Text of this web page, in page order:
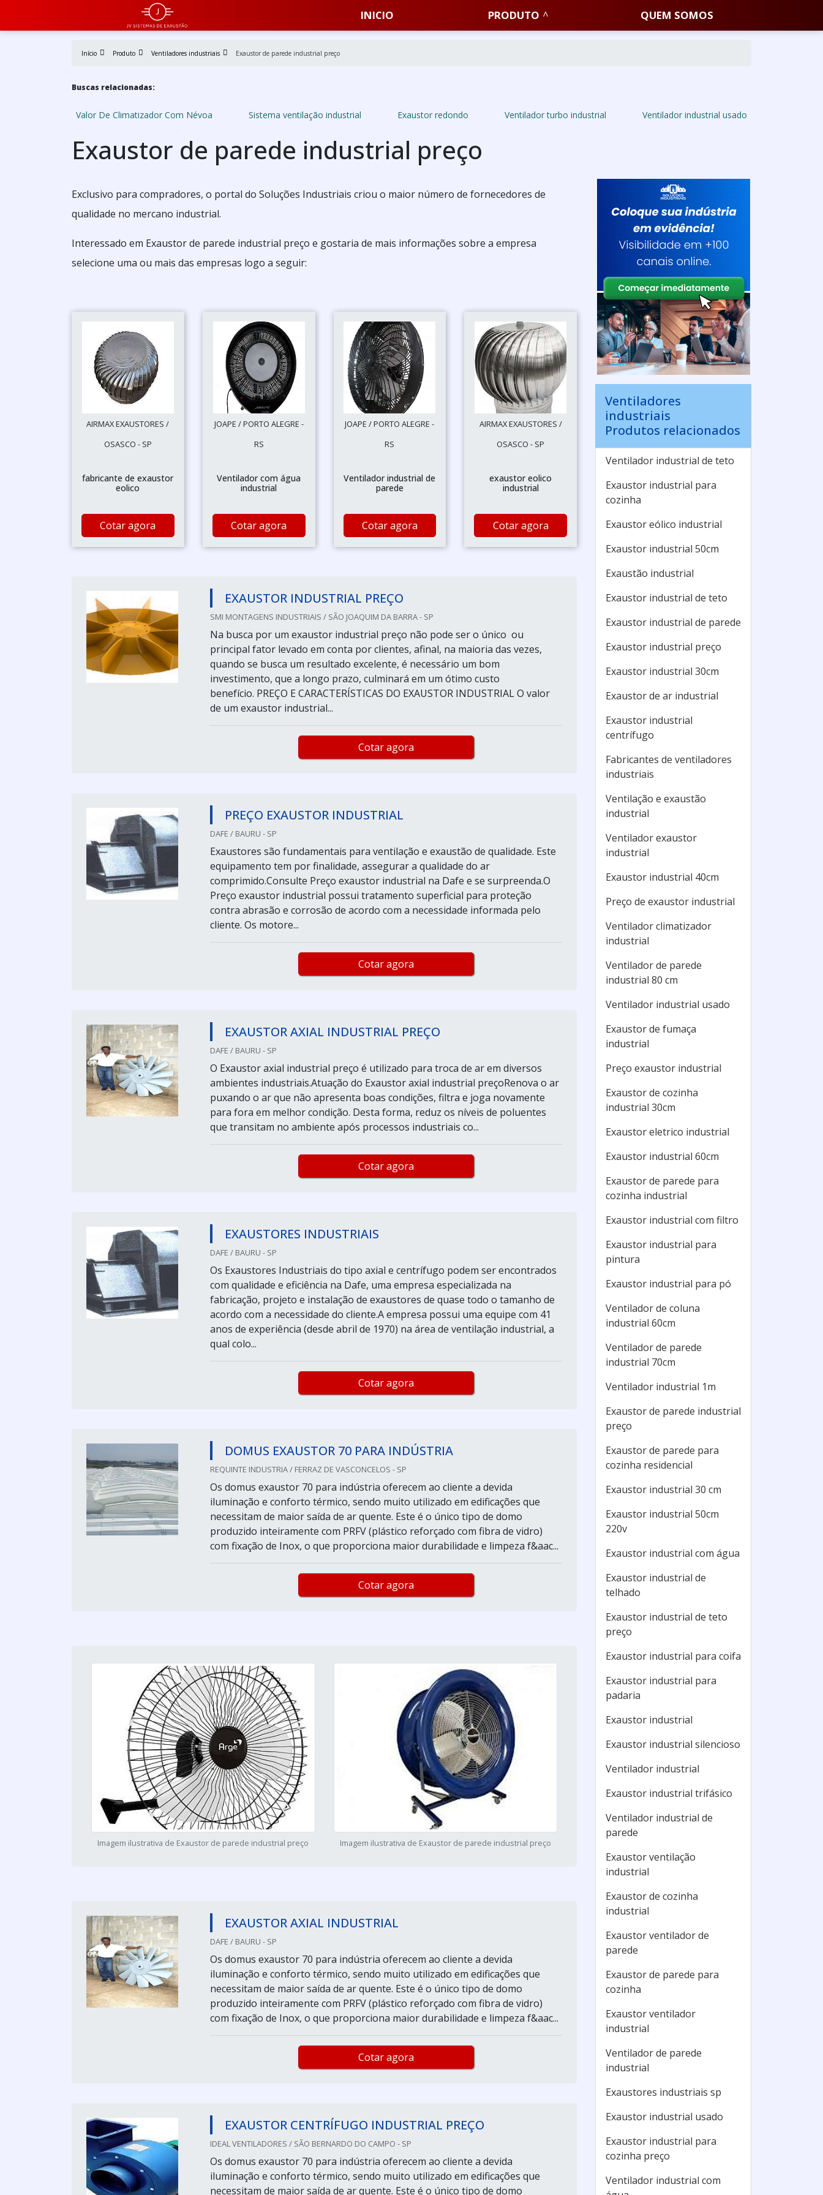
INICIO PRODUTO QUEM SOMOS
Início Produto Ventiladores industriais Exaustor de parede industrial preço
Buscas relacionadas:
Valor De Climatizador Com Névoa Sistema ventilação industrial Exaustor redondo Ventilador turbo industrial Ventilador industrial usado
Exaustor de parede industrial preço
Exclusivo para compradores, o portal do Soluções Industriais criou o maior número de fornecedores de
qualidade no mercano industrial.
Interessado em Exaustor de parede industrial preço e gostaria de mais informações sobre a empresa
selecione uma ou mais das empresas logo a seguir:
AIRMAX EXAUSTORES /
OSASCO - SP
fabricante de exaustor
eolico
Cotar agora
JOAPE / PORTO ALEGRE -
RS
Ventilador com água
industrial
Cotar agora
JOAPE / PORTO ALEGRE -
RS
Ventilador industrial de
parede
Cotar agora
AIRMAX EXAUSTORES /
OSASCO - SP
exaustor eolico
industrial
Cotar agora
EXAUSTOR INDUSTRIAL PREÇO
SMI MONTAGENS INDUSTRIAIS / SÃO JOAQUIM DA BARRA - SP
Na busca por um exaustor industrial preço não pode ser o único ou
principal fator levado em conta por clientes, afinal, na maioria das vezes,
quando se busca um resultado excelente, é necessário um bom
investimento, que a longo prazo, culminará em um ótimo custo
benefício. PREÇO E CARACTERÍSTICAS DO EXAUSTOR INDUSTRIAL O valor
de um exaustor industrial...
Cotar agora
PREÇO EXAUSTOR INDUSTRIAL
DAFE / BAURU - SP
Exaustores são fundamentais para ventilação e exaustão de qualidade. Este
equipamento tem por finalidade, assegurar a qualidade do ar
comprimido.Consulte Preço exaustor industrial na Dafe e se surpreenda.O
Preço exaustor industrial possui tratamento superficial para proteção
contra abrasão e corrosão de acordo com a necessidade informada pelo
cliente. Os motore...
Cotar agora
EXAUSTOR AXIAL INDUSTRIAL PREÇO
DAFE / BAURU - SP
O Exaustor axial industrial preço é utilizado para troca de ar em diversos
ambientes industriais.Atuação do Exaustor axial industrial preçoRenova o ar
puxando o ar que não apresenta boas condições, filtra e joga novamente
para fora em melhor condição. Desta forma, reduz os níveis de poluentes
que transitam no ambiente após processos industriais co...
Cotar agora
EXAUSTORES INDUSTRIAIS
DAFE / BAURU - SP
Os Exaustores Industriais do tipo axial e centrífugo podem ser encontrados
com qualidade e eficiência na Dafe, uma empresa especializada na
fabricação, projeto e instalação de exaustores de quase todo o tamanho de
acordo com a necessidade do cliente.A empresa possui uma equipe com 41
anos de experiência (desde abril de 1970) na área de ventilação industrial, a
qual colo...
Cotar agora
DOMUS EXAUSTOR 70 PARA INDÚSTRIA
REQUINTE INDUSTRIA / FERRAZ DE VASCONCELOS - SP
Os domus exaustor 70 para indústria oferecem ao cliente a devida
iluminação e conforto térmico, sendo muito utilizado em edificações que
necessitam de maior saída de ar quente. Este é o único tipo de domo
produzido inteiramente com PRFV (plástico reforçado com fibra de vidro)
com fixação de Inox, o que proporciona maior durabilidade e limpeza f&aac...
Cotar agora
Imagem ilustrativa de Exaustor de parede industrial preço Imagem ilustrativa de Exaustor de parede industrial preço
EXAUSTOR AXIAL INDUSTRIAL
DAFE / BAURU - SP
Os domus exaustor 70 para indústria oferecem ao cliente a devida
iluminação e conforto térmico, sendo muito utilizado em edificações que
necessitam de maior saída de ar quente. Este é o único tipo de domo
produzido inteiramente com PRFV (plástico reforçado com fibra de vidro)
com fixação de Inox, o que proporciona maior durabilidade e limpeza f&aac...
Cotar agora
EXAUSTOR CENTRÍFUGO INDUSTRIAL PREÇO
IDEAL VENTILADORES / SÃO BERNARDO DO CAMPO - SP
Os domus exaustor 70 para indústria oferecem ao cliente a devida
iluminação e conforto térmico, sendo muito utilizado em edificações que
necessitam de maior saída de ar quente. Este é o único tipo de domo
Ventiladores
industriais
Produtos relacionados
Ventilador industrial de teto
Exaustor industrial para
cozinha
Exaustor eólico industrial
Exaustor industrial 50cm
Exaustão industrial
Exaustor industrial de teto
Exaustor industrial de parede
Exaustor industrial preço
Exaustor industrial 30cm
Exaustor de ar industrial
Exaustor industrial
centrífugo
Fabricantes de ventiladores
industriais
Ventilação e exaustão
industrial
Ventilador exaustor
industrial
Exaustor industrial 40cm
Preço de exaustor industrial
Ventilador climatizador
industrial
Ventilador de parede
industrial 80 cm
Ventilador industrial usado
Exaustor de fumaça
industrial
Preço exaustor industrial
Exaustor de cozinha
industrial 30cm
Exaustor eletrico industrial
Exaustor industrial 60cm
Exaustor de parede para
cozinha industrial
Exaustor industrial com filtro
Exaustor industrial para
pintura
Exaustor industrial para pó
Ventilador de coluna
industrial 60cm
Ventilador de parede
industrial 70cm
Ventilador industrial 1m
Exaustor de parede industrial
preço
Exaustor de parede para
cozinha residencial
Exaustor industrial 30 cm
Exaustor industrial 50cm
220v
Exaustor industrial com água
Exaustor industrial de
telhado
Exaustor industrial de teto
preço
Exaustor industrial para coifa
Exaustor industrial para
padaria
Exaustor industrial
Exaustor industrial silencioso
Ventilador industrial
Exaustor industrial trifásico
Ventilador industrial de
parede
Exaustor ventilação
industrial
Exaustor de cozinha
industrial
Exaustor ventilador de
parede
Exaustor de parede para
cozinha
Exaustor ventilador
industrial
Ventilador de parede
industrial
Exaustores industriais sp
Exaustor industrial usado
Exaustor industrial para
cozinha preço
Ventilador industrial com